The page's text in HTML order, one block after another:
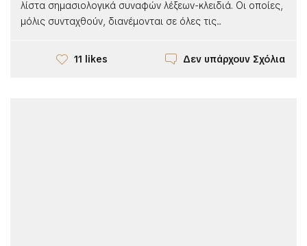
λίστα σημασιολογικά συναφών λέξεων-κλειδιά. Οι οποίες,
μόλις συνταχθούν, διανέμονται σε όλες τις...
11 likes Δεν υπάρχουν Σχόλια